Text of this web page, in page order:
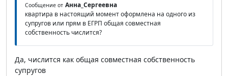
Сообщение от Анна_Сергеевна
квартира в настоящий момент оформлена на одного из
супругов или прям в ЕГРП общая совместная
собственность числится?
Да, числится как общая совместная собственность
супругов